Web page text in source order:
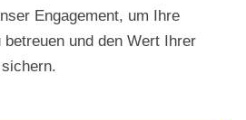
Engagement, um Ihre
und den Wert Ihrer